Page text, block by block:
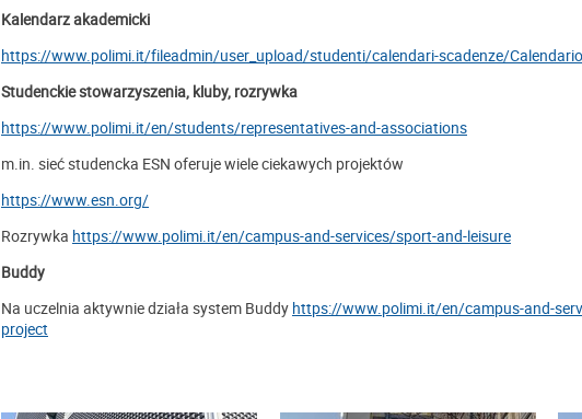
Kalendarz akademicki
https://www.polimi.it/fileadmin/user_upload/studenti/calendari-scadenze/
Studenckie stowarzyszenia, kluby, rozrywka
https://www.polimi.it/en/students/representatives-and-associations
m.in. sieć studencka ESN oferuje wiele ciekawych projektów
https://www.esn.org/
Rozrywka https://www.polimi.it/en/campus-and-services/sport-and-leisure
Buddy
Na uczelnia aktywnie działa system Buddy https://www.polimi.it/en/campus-and-
project